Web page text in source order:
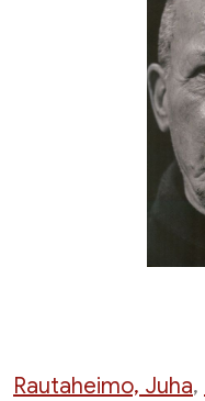
Rautaheimo, Juha,